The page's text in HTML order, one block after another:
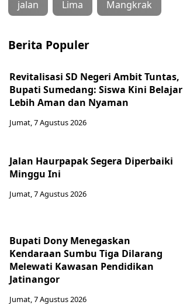
jalan Lima Mangkrak
Berita Populer
Revitalisasi SD Negeri Ambit Tuntas,
Bupati Sumedang: Siswa Kini Belajar
Lebih Aman dan Nyaman
Jumat, 7 Agustus 2026
Jalan Haurpapak Segera Diperbaiki
Minggu Ini
Jumat, 7 Agustus 2026
Bupati Dony Menegaskan
Kendaraan Sumbu Tiga Dilarang
Melewati Kawasan Pendidikan
Jatinangor
Jumat, 7 Agustus 2026